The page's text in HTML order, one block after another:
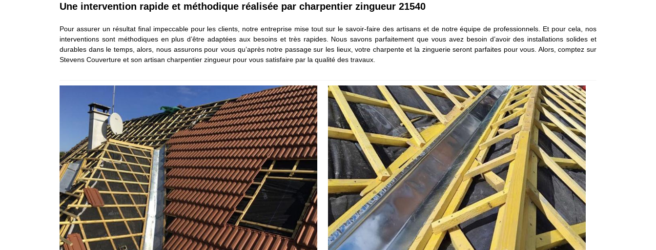
Une intervention rapide et méthodique réalisée par charpentier zingueur 21540
Pour assurer un résultat final impeccable pour les clients, notre entreprise mise tout sur le savoir-faire des artisans et de notre équipe de professionnels. Et pour cela, nos
interventions sont méthodiques en plus d’être adaptées aux besoins et très rapides. Nous savons parfaitement que vous avez besoin d’avoir des installations solides et
durables dans le temps, alors, nous assurons pour vous qu’après notre passage sur les lieux, votre charpente et la zinguerie seront parfaites pour vous. Alors, comptez sur
Stevens Couverture et son artisan charpentier zingueur pour vous satisfaire par la qualité des travaux.